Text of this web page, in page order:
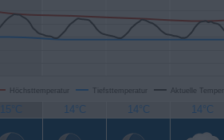
Höchsttemperatur Tiefsttemperatur Aktuelle
15°C 14°C 14°C 14°C